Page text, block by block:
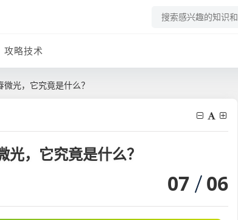
攻略技术
光，它究竟是什么？
，它究竟是什么？
07 06